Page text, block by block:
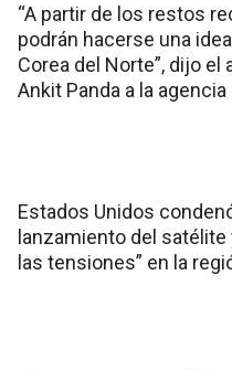
“A partir de los restos
podrán hacerse una
Corea del Norte”, dijo
Ankit Panda a la agencia
Estados Unidos
lanzamiento del
las tensiones” en la